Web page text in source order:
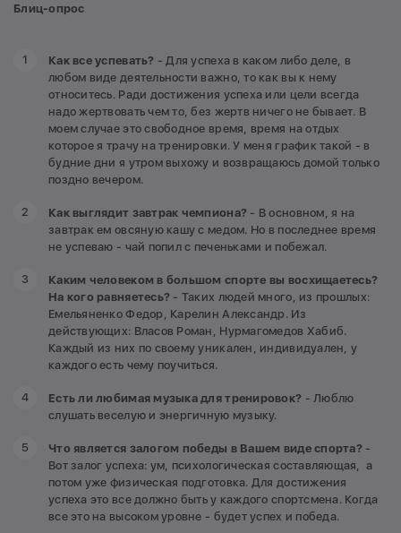
Блиц-опрос
Как все успевать? - Для успеха в каком либо деле, в
любом виде деятельности важно, то как вы к нему
относитесь. Ради достижения успеха или цели всегда
надо жертвовать чем то, без жертв ничего не бывает. В
моем случае это свободное время, время на отдых
которое я трачу на тренировки. У меня график такой - в
будние дни я утром выхожу и возвращаюсь домой только
поздно вечером.
Как выглядит завтрак чемпиона? - В основном, я на
завтрак ем овсяную кашу с медом. Но в последнее время
не успеваю - чай попил с печеньками и побежал.
Каким человеком в большом спорте вы восхищаетесь?
На кого равняетесь? - Таких людей много, из прошлых:
Емельяненко Федор, Карелин Александр. Из
действующих: Власов Роман, Нурмагомедов Хабиб.
Каждый из них по своему уникален, индивидуален, у
каждого есть чему поучиться.
Есть ли любимая музыка для тренировок? - Люблю
слушать веселую и энергичную музыку.
Что является залогом победы в Вашем виде спорта?-
Вот залог успеха: ум, психологическая составляющая, а
потом уже физическая подготовка. Для достижения
успеха это все должно быть у каждого спортсмена. Когда
все это на высоком уровне - будет успех и победа.